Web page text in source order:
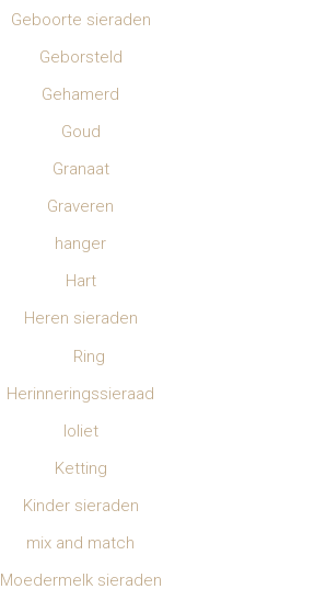
Geboorte sieraden
Geborsteld
Gehamerd
Goud
Granaat
Graveren
hanger
Hart
Heren sieraden
Ring
Herinneringssieraad
Ioliet
Ketting
Kinder sieraden
mix and match
Moedermelk sieraden